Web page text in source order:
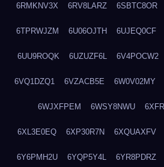
6RMKNV3X 6RV8LARZ 6SBTC8OR
6TPRWJZM 6U06OJTH 6UJEQ0CF
6UU9ROQK 6UZUZF6L 6V4POCW2
6VQ1DZQ1 6VZACB5E 6W0V02MY
6WJXFPEM 6WSY8NWU
6XL3E0EQ 6XP30R7N 6XQUAXFV
6Y6PMH2U 6YQP5Y4L 6YR8PDRZ